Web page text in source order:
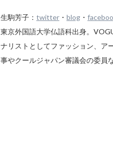
生駒芳子： twitter ・ blog ・
東京外国語大学仏語科出身。
ナリストとしてファッション、ア
事やクールジャパン審議会の委員